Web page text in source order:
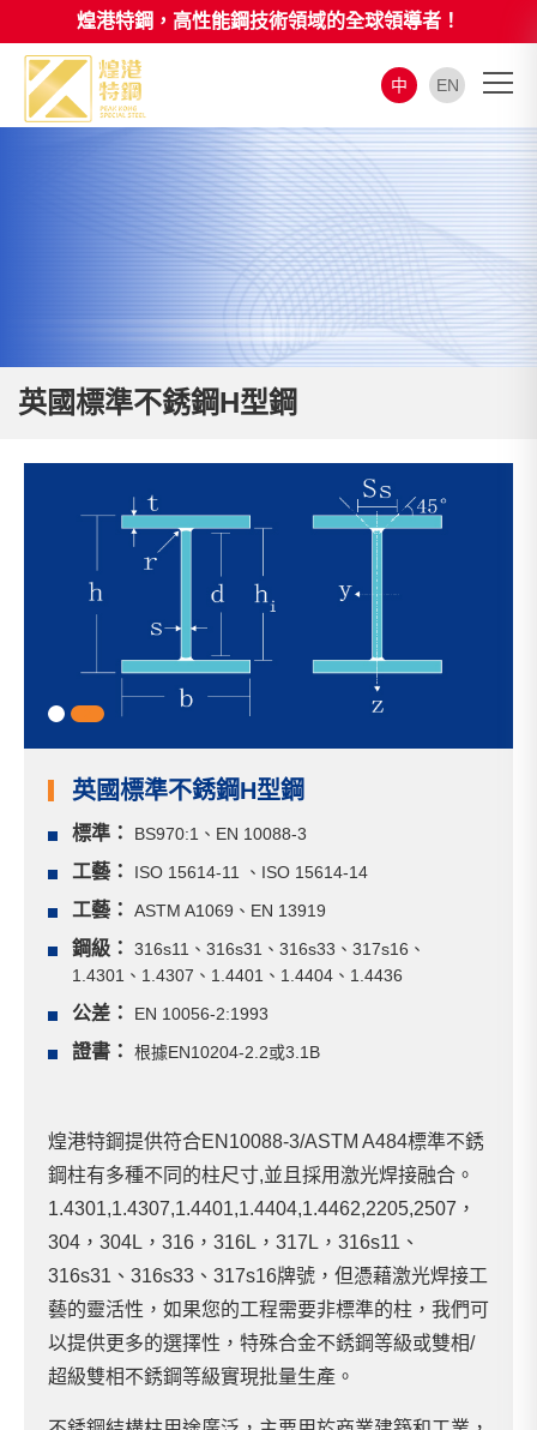
煌港特鋼，高性能鋼技術領域的全球領導者！
中 EN
英國標準不銹鋼H型鋼
英國標準不銹鋼H型鋼
標準： BS970:1、EN 10088-3
工藝： ISO 15614-11 、ISO 15614-14
工藝： ASTM A1069、EN 13919
鋼級：
316s11、316s31、316s33、317s16、
1.4301、1.4307、1.4401、1.4404、1.4436
公差： EN 10056-2:1993
證書： 根據EN10204-2.2或3.1B
煌港特鋼提供符合EN10088-3/ASTM A484標準不銹
鋼柱有多種不同的柱尺寸,並且採用激光焊接融合。
1.4301,1.4307,1.4401,1.4404,1.4462,2205,2507，
304，304L，316，316L，317L，316s11、
316s31、316s33、317s16牌號，但憑藉激光焊接工
藝的靈活性，如果您的工程需要非標準的柱，我們可
以提供更多的選擇性，特殊合金不銹鋼等級或雙相/
超級雙相不銹鋼等級實現批量生產。